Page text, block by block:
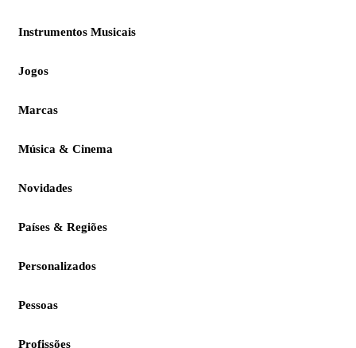
Instrumentos Musicais
Jogos
Marcas
Música & Cinema
Novidades
Países & Regiões
Personalizados
Pessoas
Profissões